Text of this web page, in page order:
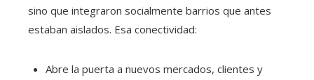
sino que integraron socialmente barrios que antes
estaban aislados. Esa conectividad:
Abre la puerta a nuevos mercados, clientes y